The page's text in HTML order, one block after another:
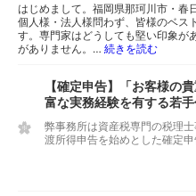
はじめまして。福岡県那珂川市・春
個人様・法人様問わず、皆様のベス
す。専門家はどうしても堅い印象が
がありません。… 続きを読む
【確定申告】「お客様の
富な実務経験を有する若
弊事務所は資産税専門の税理
渡所得申告を始めとした確定申